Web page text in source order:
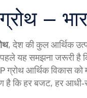
–
,देश की कुल आर्थिक
यह समझना जरूरी है
आर्थिक विकास को
है कि हर बजट, हर